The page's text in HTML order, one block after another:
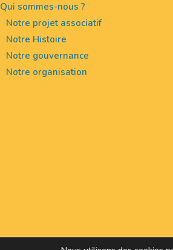
Qui sommes-nous ?
Notre projet associatif
Notre Histoire
Notre gouvernance
Notre organisation